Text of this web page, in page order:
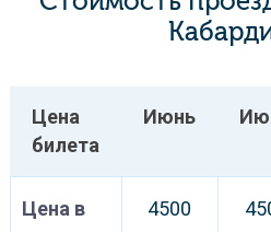
Цена
билета
Июнь
Цена в
4500